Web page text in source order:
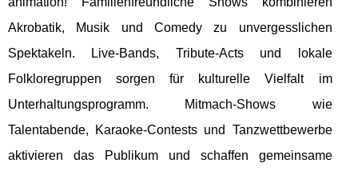
Akrobatik, Musik und Comedy zu unvergesslichen
Spektakeln. Live-Bands, Tribute-Acts und lokale
Folkloregruppen sorgen für kulturelle Vielfalt im
Unterhaltungsprogramm. Mitmach-Shows wie
Talentabende, Karaoke-Contests und Tanzwettbewerbe
aktivieren das Publikum und schaffen gemeinsame